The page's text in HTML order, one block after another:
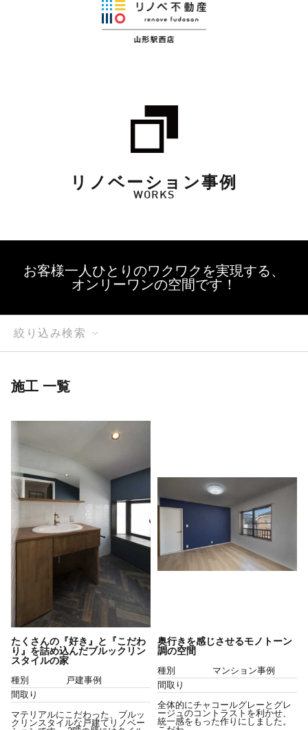
リノベーション事例
WORKS
お客様一人ひとりのワクワクを実現する、
オンリーワンの空間です！
絞り込み検索
施工 一覧
たくさんの『好き』と『こだわ
り』を詰め込んだブルックリン
スタイルの家
種別
戸建事例
間取り
マテリアルにこだわった、ブルッ
クリンスタイルな戸建てリノベー
奥行きを感じさせるモノトーン
調の空間
種別
マンション事例
間取り
全体的にチャコールグレーとグレ
ージュのコントラストを利かせ、
統一感をもった作りにしました。